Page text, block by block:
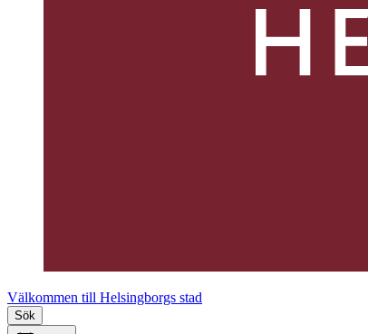
Välkommen till Helsingborgs stad
Sök